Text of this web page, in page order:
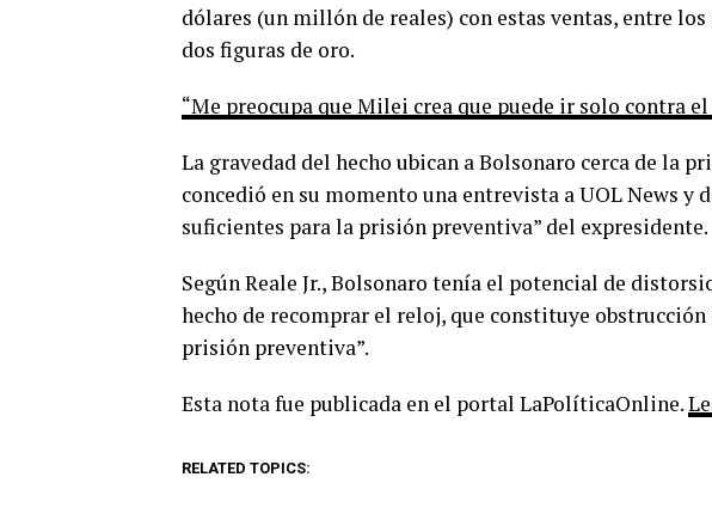
dólares (un millón de reales) con estas ventas, entre
dos figuras de oro.
“Me preocupa que Milei crea que puede ir solo contra
La gravedad del hecho ubican a Bolsonaro cerca de la
concedió en su momento una entrevista a UOL News y
suficientes para la prisión preventiva” del expresidente.
Según Reale Jr., Bolsonaro tenía el potencial de
hecho de recomprar el reloj, que constituye obstrucción
prisión preventiva”.
Esta nota fue publicada en el portal LaPolíticaOnline.
RELATED TOPICS: